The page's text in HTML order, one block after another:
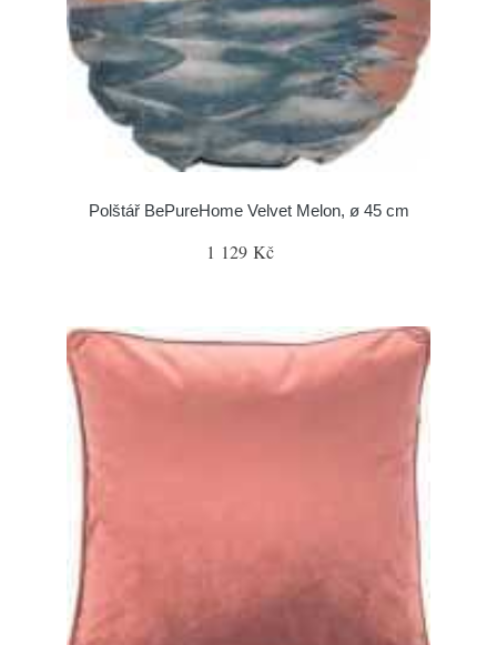
Polštář BePureHome Velvet Melon, ø 45 cm
1 129 Kč